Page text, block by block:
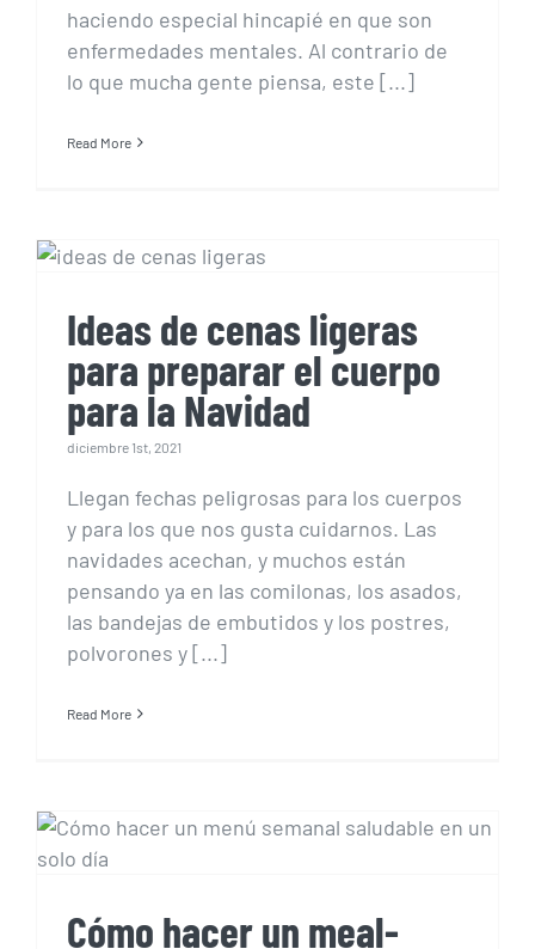
haciendo especial hincapié en que son
enfermedades mentales. Al contrario de
lo que mucha gente piensa, este [...]
Read More
para preparar el cuerpo
para la Navidad
Ideas de cenas ligeras
para preparar el cuerpo
para la Navidad
diciembre 1st, 2021
Llegan fechas peligrosas para los cuerpos
y para los que nos gusta cuidarnos. Las
navidades acechan, y muchos están
pensando ya en las comilonas, los asados,
las bandejas de embutidos y los postres,
polvorones y [...]
Read More
day o menú semanal
Cómo hacer un meal-